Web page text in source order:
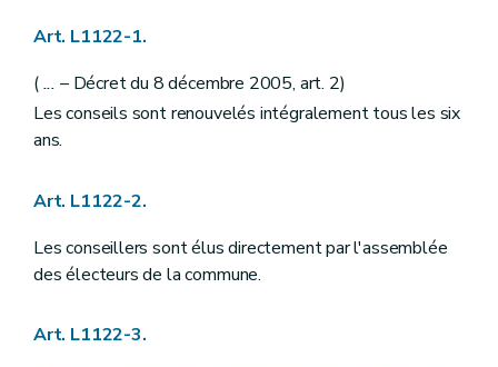
Art. L1215-8
Art. L1215-9
Art. L1215-10
Art. L1215-11
Art. L1215-12
Art. L1215-16
Art. L1215-18
Art. L1215-19
Art. L1215-20
Art. L1215-22
Art. L1215-23
Art. L1122-1.
(... – Décret du 8 décembre 2005, art. 2)
Les conseils sont renouvelés intégralement tous les six
ans.
Art. L1122-2.
Les conseillers sont élus directement par l'assemblée
des électeurs de la commune.
Art. L1122-3.